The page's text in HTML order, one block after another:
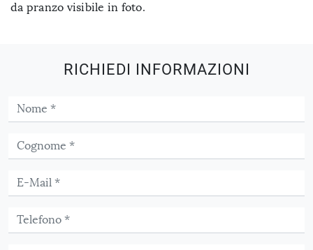
da pranzo visibile in foto.
RICHIEDI INFORMAZIONI